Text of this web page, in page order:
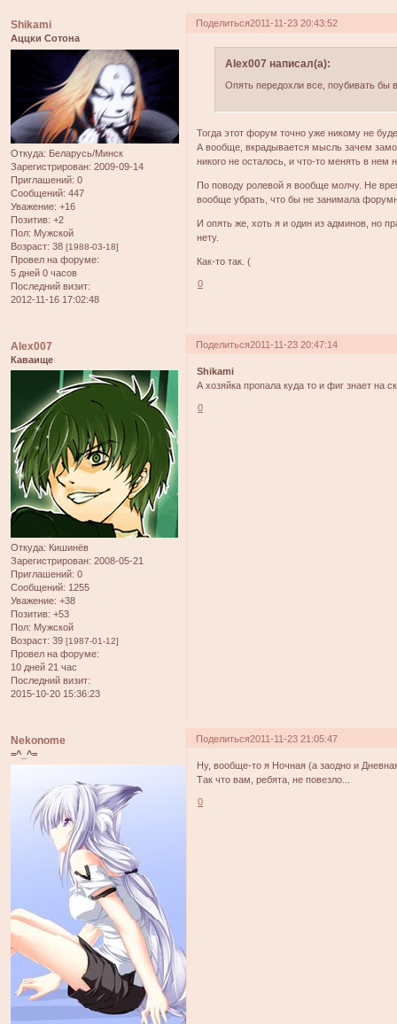
Поделиться2011-11-23 20:43:52
Shikami
Аццки Сотона
Откуда: Беларусь/Минск
Зарегистрирован: 2009-09-14
Приглашений: 0
Сообщений: 447
Уважение: +16
Позитив: +2
Пол: Мужской
Возраст: 38 [1988-03-18]
Провел на форуме:
5 дней 0 часов
Последний визит:
2012-11-16 17:02:48
Alex007 написал(а):
Опять передохли все, поубивать бы
Тогда этот форум точно уже никому не
А вообще, вкрадывается мысль зачем
никого не осталось, и что-то менять в нем
По поводу ролевой я вообще молчу. Не
вообще убрать, что бы не занимала
И опять же, хоть я и один из админов, но
нету.
Как-то так. (
0
Поделиться2011-11-23 20:47:14
Alex007
Каваище
Откуда: Кишинёв
Зарегистрирован: 2008-05-21
Приглашений: 0
Сообщений: 1255
Уважение: +38
Позитив: +53
Пол: Мужской
Возраст: 39 [1987-01-12]
Провел на форуме:
10 дней 21 час
Последний визит:
2015-10-20 15:36:23
Shikami
А хозяйка пропала куда то и фиг знает на
0
Поделиться2011-11-23 21:05:47
Nekonome
=^_^=
Ну, вообще-то я Ночная (а заодно и
Так что вам, ребята, не повезло...
0